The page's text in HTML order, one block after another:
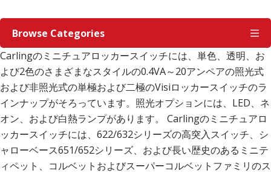
ロ
ー
ス
イ
チ
Browse Categories
Carlingのミニチュアロッカースイッチには、単色、透明、お
よび2色のさまざまなスタイルの0.4VA～20アンペアの照光式
および非照光式の単極および二極のVisiロッカースイッチのラ
インナップがそろっています。照光オプションには、LED、ネ
オン、および白熱ランプがあります。 Carlingのミニチュアロ
ッカースイッチには、622/632シリーズの高突入スイッチ、シ
ャローベース651/652シリーズ、および長い歴史のあるミニテ
ィペット、コルベットおよびスーパーコルベットファミリのス